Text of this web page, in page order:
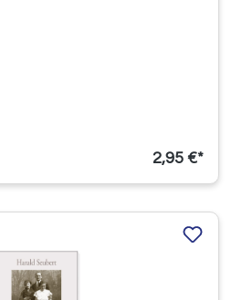
2,95 €*